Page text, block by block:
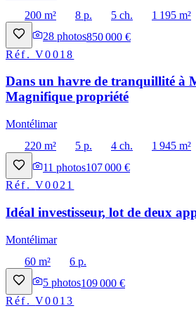
200 m²
8 p. 5 ch.
1 195 m²
28 photos850 000 €
Réf.V0018
Dans un havre de tranquillité à
Magnifique propriété
Montélimar
220 m²
5 p. 4 ch.
1 945 m²
11 photos107 000 €
Réf.V0021
Idéal investisseur, lot de deux
Montélimar
60 m²
6 p.
5 photos109 000 €
Réf.V0013